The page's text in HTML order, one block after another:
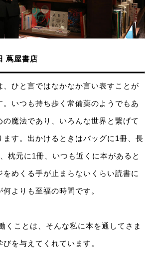
蔦屋書店
、ひと言ではなかなか言い表すことが
。いつも持ち歩く常備薬のようでもあ
の魔法であり、いろんな世界と繋げて
ます。出かけるときはバッグに1冊、長
枕元に1冊、いつも近くに本があると
をめくる手が止まらないくらい読書に
よりも至福の時間です。
くことは、そんな私に本を通してさま
を与えてくれています。